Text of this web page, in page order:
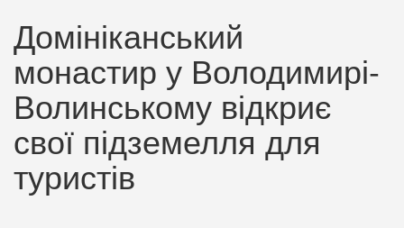
Домініканський
монастир у Володимирі-
Волинському відкриє
свої підземелля для
туристів